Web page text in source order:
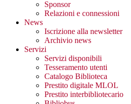
Sponsor
Relazioni e connessioni
News
Iscrizione alla newsletter
Archivio news
Servizi
Servizi disponibili
Tesseramento utenti
Catalogo Biblioteca
Prestito digitale MLOL
Prestito interbibliotecario